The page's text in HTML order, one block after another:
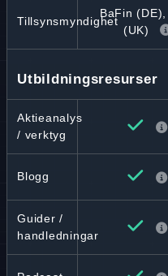
Tillsynsmyndighet
BaFin
(UK)
Utbildningsresurser
Aktieanalys
/ verktyg
Blogg
Guider /
handledningar